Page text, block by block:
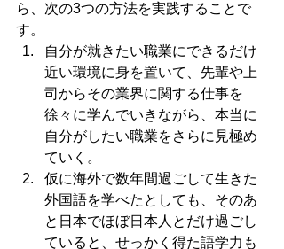
ら、次の3つの方法を実践することで
す。
自分が就きたい職業にできるだけ
近い環境に身を置いて、先輩や上
司からその業界に関する仕事を
徐々に学んでいきながら、本当に
自分がしたい職業をさらに見極め
ていく。
仮に海外で数年間過ごして生きた
外国語を学べたとしても、そのあ
と日本でほぼ日本人とだけ過ごし
ていると、せっかく得た語学力も